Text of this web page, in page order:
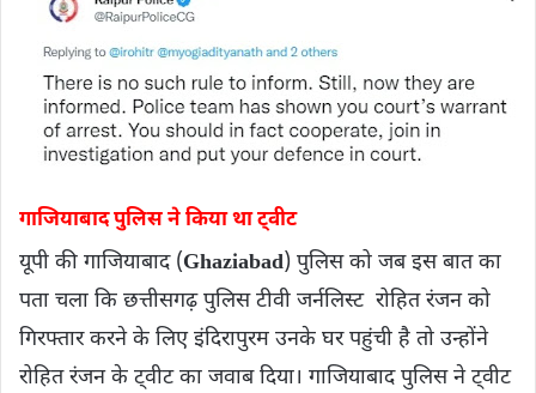
गाजियाबाद पुलिस ने किया था ट्वीट
यूपी की गाजियाबाद (Ghaziabad) पुलिस को जब इस बात का
पता चला कि छत्तीसगढ़ पुलिस टीवी जर्नलिस्ट रोहित रंजन को
गिरफ्तार करने के लिए इंदिरापुरम उनके घर पहुंची है तो उन्होंने
रोहित रंजन के ट्वीट का जवाब दिया। गाजियाबाद पुलिस ने ट्वीट